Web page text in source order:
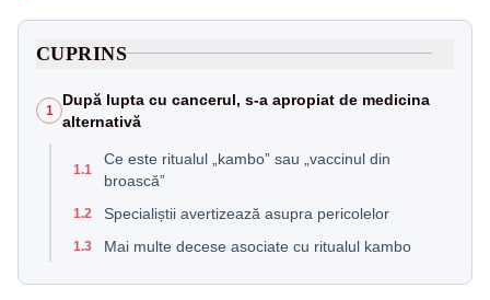
CUPRINS
1
După lupta cu cancerul, s-a apropiat de medicina
alternativă
1.1
Ce este ritualul „kambo” sau „vaccinul din
broască”
1.2 Specialiștii avertizează asupra pericolelor
1.3 Mai multe decese asociate cu ritualul kambo